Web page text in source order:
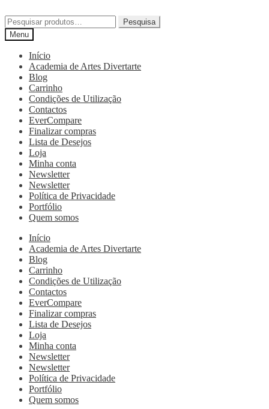
Pesquisa
Menu
Início
Academia de Artes Divertarte
Blog
Carrinho
Condições de Utilização
Contactos
EverCompare
Finalizar compras
Lista de Desejos
Loja
Minha conta
Newsletter
Newsletter
Política de Privacidade
Portfólio
Quem somos
Início
Academia de Artes Divertarte
Blog
Carrinho
Condições de Utilização
Contactos
EverCompare
Finalizar compras
Lista de Desejos
Loja
Minha conta
Newsletter
Newsletter
Política de Privacidade
Portfólio
Quem somos